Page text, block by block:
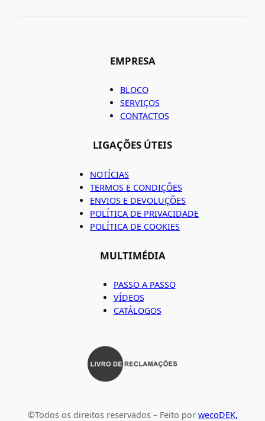
EMPRESA
BLOCO
SERVIÇOS
CONTACTOS
LIGAÇÕES ÚTEIS
NOTÍCIAS
TERMOS E CONDIÇÕES
ENVIOS E DEVOLUÇÕES
POLÍTICA DE PRIVACIDADE
POLÍTICA DE COOKIES
MULTIMÉDIA
PASSO A PASSO
VÍDEOS
CATÁLOGOS
©Todos os direitos reservados – Feito por wecoDEK,